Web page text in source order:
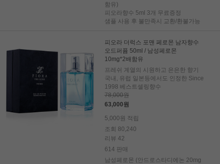
함유)
피오라향수 5ml 3개 무료증정
샘플 사용 후 불만족시 교환/환불가능
피오라 더럭스 포맨 페로몬 남자향수
오드퍼퓸 50ml / 남성페로몬
10mg*2배함유
프레쉬 계열의 시원하고 은은한 향기
국내, 유럽 일본등에서도 인정한 Since
1998 베스트셀링향수
78,000원
63,000원
5,000원 적립
조회 80,240
리뷰 42
614 판매
남성페로몬 (안드로스타디에논 20mg